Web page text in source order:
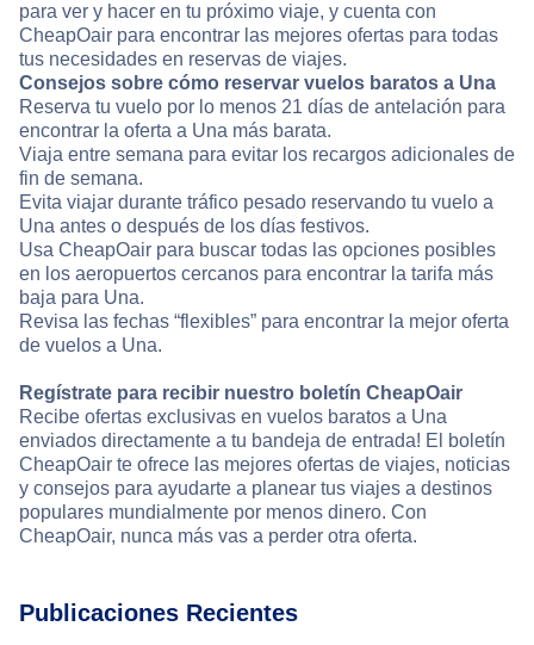
para ver y hacer en tu próximo viaje, y cuenta con
CheapOair para encontrar las mejores ofertas para todas
tus necesidades en reservas de viajes.
Consejos sobre cómo reservar vuelos baratos a Una
Reserva tu vuelo por lo menos 21 días de antelación para
encontrar la oferta a Una más barata.
Viaja entre semana para evitar los recargos adicionales de
fin de semana.
Evita viajar durante tráfico pesado reservando tu vuelo a
Una antes o después de los días festivos.
Usa CheapOair para buscar todas las opciones posibles
en los aeropuertos cercanos para encontrar la tarifa más
baja para Una.
Revisa las fechas “flexibles” para encontrar la mejor oferta
de vuelos a Una.
Regístrate para recibir nuestro boletín CheapOair
Recibe ofertas exclusivas en vuelos baratos a Una
enviados directamente a tu bandeja de entrada! El boletín
CheapOair te ofrece las mejores ofertas de viajes, noticias
y consejos para ayudarte a planear tus viajes a destinos
populares mundialmente por menos dinero. Con
CheapOair, nunca más vas a perder otra oferta.
Publicaciones Recientes